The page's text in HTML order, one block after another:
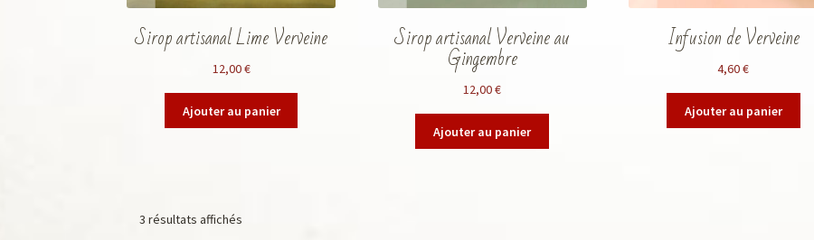
Sirop artisanal Lime Verveine
12,00€
Ajouter au panier
Sirop artisanal Verveine au
Gingembre
12,00€
Ajouter au panier
Infusion de Verveine
4,60€
Ajouter au panier
3 résultats affichés